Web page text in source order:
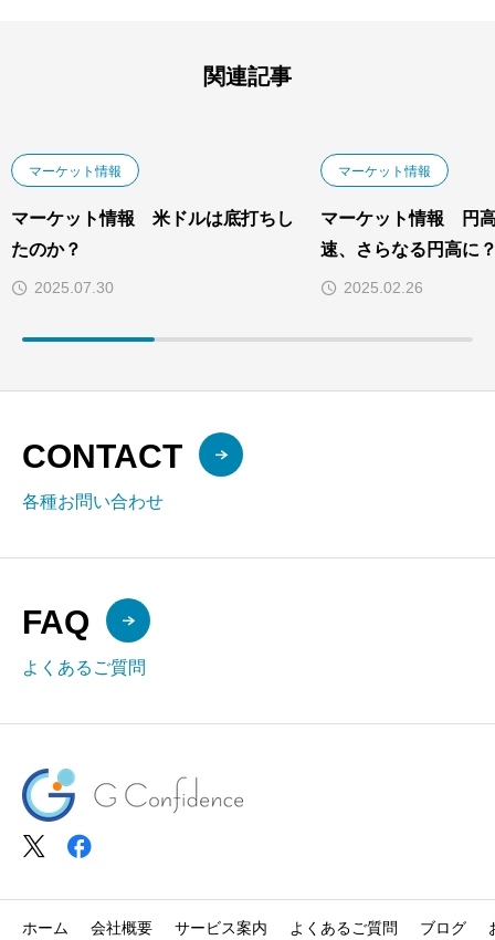
関連記事
マーケット情報
マーケット情報 米ドルは底打ちし
たのか？
2025.07.30
マーケット情報
マーケット情報 円
速、さらなる円高に
2025.02.26
CONTACT
各種お問い合わせ
FAQ
よくあるご質問
ホーム 会社概要 サービス案内 よくあるご質問 ブログ